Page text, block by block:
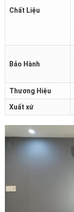
Chất Liệu
Bảo Hành
Thương Hiệu
Xuất xứ